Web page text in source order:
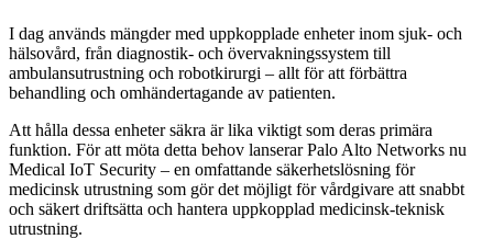
I dag används mängder med uppkopplade enheter inom sjuk- och
hälsovård, från diagnostik- och övervakningssystem till
ambulansutrustning och robotkirurgi – allt för att förbättra
behandling och omhändertagande av patienten.
Att hålla dessa enheter säkra är lika viktigt som deras primära
funktion. För att möta detta behov lanserar Palo Alto Networks nu
Medical IoT Security – en omfattande säkerhetslösning för
medicinsk utrustning som gör det möjligt för vårdgivare att snabbt
och säkert driftsätta och hantera uppkopplad medicinsk-teknisk
utrustning.